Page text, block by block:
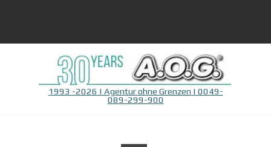
1993 -2026 | Agentur ohne Grenzen | 0049-
089-299-900